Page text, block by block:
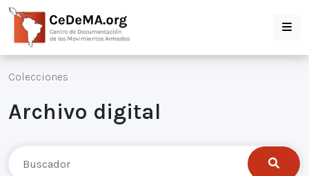
Colecciones
Archivo digital